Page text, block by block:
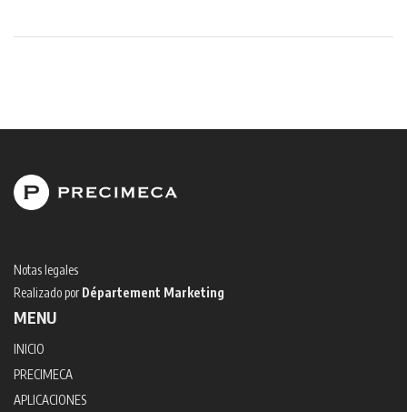
Notas legales
Realizado porDépartement Marketing
MENU
INICIO
PRECIMECA
APLICACIONES